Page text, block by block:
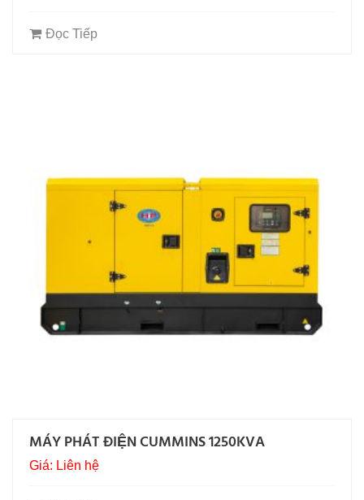
Đọc Tiếp
MÁY PHÁT ĐIỆN CUMMINS 1250KVA
Giá: Liên hệ